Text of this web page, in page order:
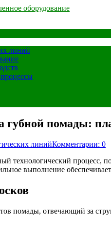
оборудование
линий
губной помады:
линийКомментарии: 0
технологический процесс,
выполнение
помады, отвечающий за